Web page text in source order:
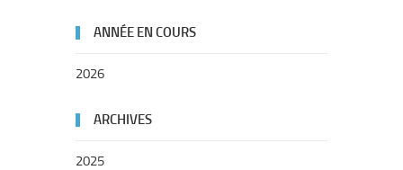
ANNÉE EN COURS
2026
ARCHIVES
2025